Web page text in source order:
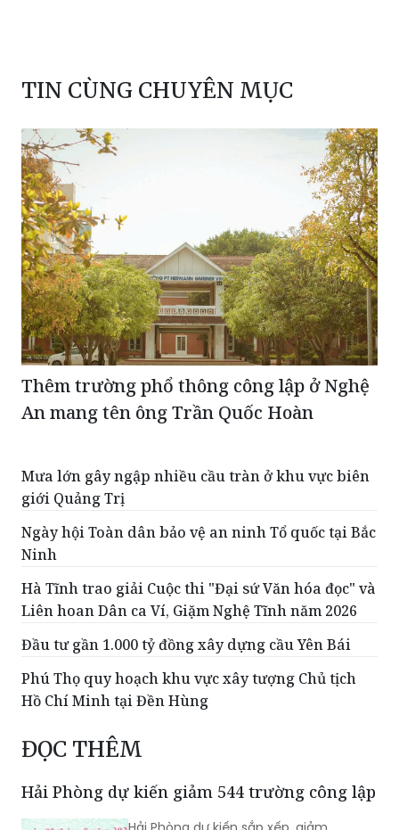
TIN CÙNG CHUYÊN MỤC
Thêm trường phổ thông công lập ở Nghệ
An mang tên ông Trần Quốc Hoàn
Mưa lớn gây ngập nhiều cầu tràn ở khu vực biên
giới Quảng Trị
Ngày hội Toàn dân bảo vệ an ninh Tổ quốc tại Bắc
Ninh
Hà Tĩnh trao giải Cuộc thi "Đại sứ Văn hóa đọc" và
Liên hoan Dân ca Ví, Giặm Nghệ Tĩnh năm 2026
Đầu tư gần 1.000 tỷ đồng xây dựng cầu Yên Bái
Phú Thọ quy hoạch khu vực xây tượng Chủ tịch
Hồ Chí Minh tại Đền Hùng
ĐỌC THÊM
Hải Phòng dự kiến giảm 544 trường công lập